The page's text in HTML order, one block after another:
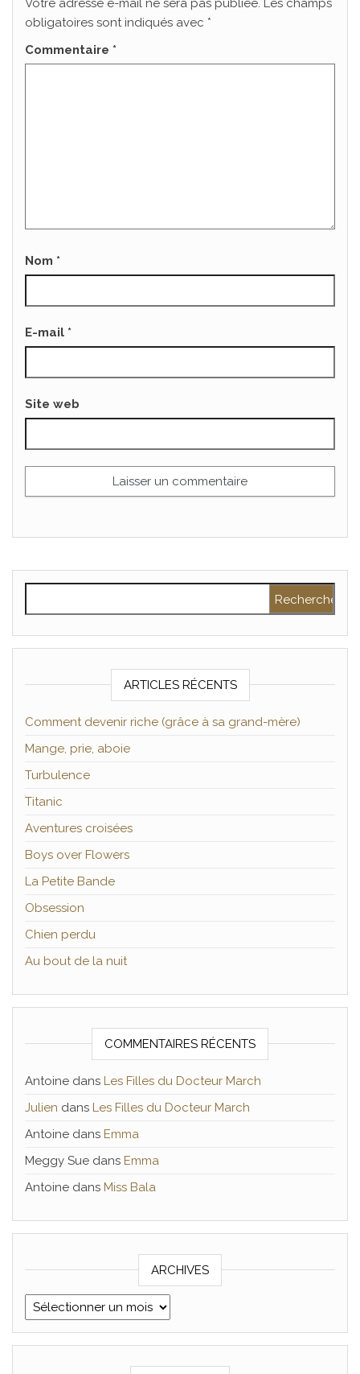
Votre adresse e-mail ne sera pas publiée. Les champs
obligatoires sont indiqués avec *
Commentaire *
Nom *
E-mail *
Site web
ARTICLES RÉCENTS
Comment devenir riche (grâce à sa grand-mère)
Mange, prie, aboie
Turbulence
Titanic
Aventures croisées
Boys over Flowers
La Petite Bande
Obsession
Chien perdu
Au bout de la nuit
COMMENTAIRES RÉCENTS
Antoine dans Les Filles du Docteur March
Julien dans Les Filles du Docteur March
Antoine dans Emma
Meggy Sue dans Emma
Antoine dans Miss Bala
ARCHIVES
Archives